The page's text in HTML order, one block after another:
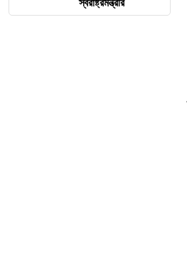
স্বরাষ্ট্রমন্ত্রীর